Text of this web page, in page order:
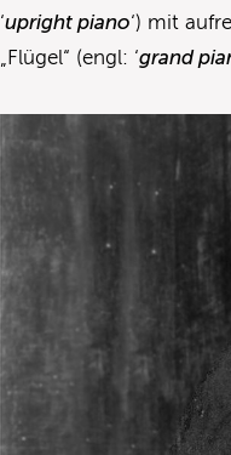
‘upright piano‘) mit
„Flügel“ (engl: ‘grand